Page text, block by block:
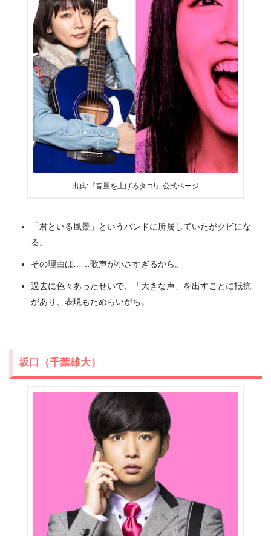
出典:『音量を上げろタコ!』公式ページ
「君といる風景」というバンドに所属していたがクビにな
る。
その理由は……歌声が小さすぎるから。
過去に色々あったせいで、「大きな声」を出すことに抵抗
があり、表現もためらいがち。
坂口（千葉雄大）